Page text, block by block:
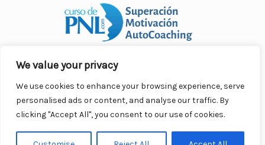
We value your privacy
We use cookies to enhance your browsing experience, serve
personalised ads or content, and analyse our traffic. By
clicking "Accept All", you consent to our use of cookies.
Curso Práctico de PNL a distancia
derechos reservados.
Contacto |
Privacidad | Términos Legales |
Antispam |
Responsabilidad